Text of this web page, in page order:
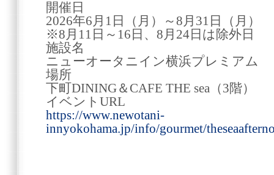
開催日
2026年6月1日（月）～8月31日（月）
※8月11日～16日、8月24日は除外日
施設名
ニューオータニイン横浜プレミアム
場所
下町DINING＆CAFE THE sea（3階）
イベントURL
https://www.newotani-
innyokohama.jp/info/gourmet/